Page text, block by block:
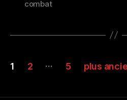
combat
Navigation
des
1 2 … 5 plus